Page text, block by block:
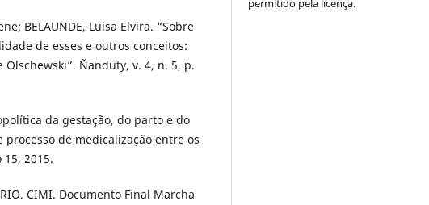
BELAUNDE, Luisa Elvira. “Sobre
de esses e outros conceitos:
Ñanduty, v. 4, n. 5, p.
da gestação, do parto e do
de medicalização entre os
2015.
CIMI. Documento Final Marcha
permitido pela licença.